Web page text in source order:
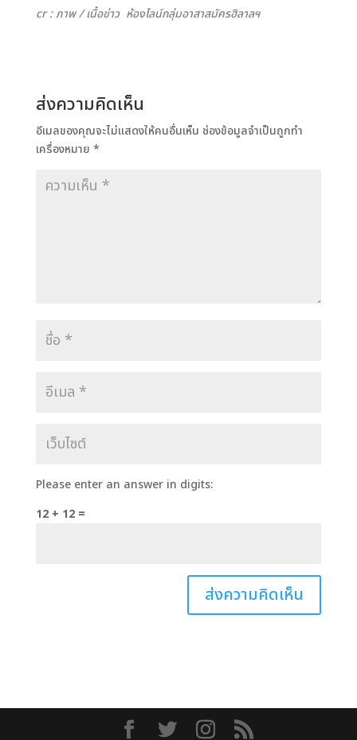
cr : ภาพ / เนื้อข่าว ห้องไลน์กลุ่มอาสาสมัครฮิลาลฯ
ส่งความคิดเห็น
อีเมลของคุณจะไม่แสดงให้คนอื่นเห็น ช่องข้อมูลจำเป็นถูกทำ
เครื่องหมาย *
Please enter an answer in digits:
12 + 12 =